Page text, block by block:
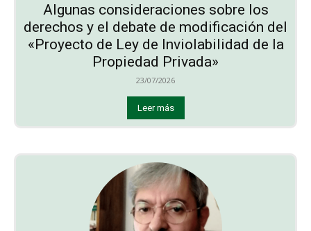
Algunas consideraciones sobre los
derechos y el debate de modificación del
«Proyecto de Ley de Inviolabilidad de la
Propiedad Privada»
23/07/2026
Leer más